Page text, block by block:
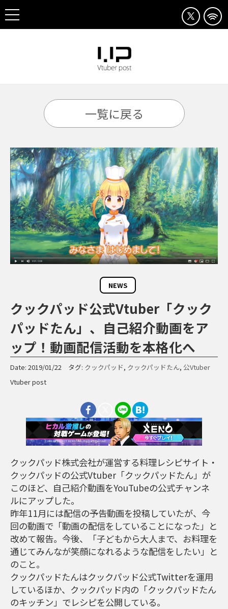
一覧に戻る
NEWS
クックパッド公式Vtuber「クック
パッドたん」、自己紹介動画をア
ップ！動画配信活動を本格化へ
Date: 2019/01/22 タグ: クックパッド, クックパッドたん, 公Vtuber
Vtuber post
クックパッド株式会社が運営する料理レシピサイト・
クックパッドの公式Vtuber「クックパッドたん」が
このほど、自己紹介動画をYouTubeの公式チャンネ
ルにアップした。
昨年11月には配信の予告動画を投稿していたが、今
回の動画で「動画の配信をしていることになった」と
改めて報告。今後、「子どもから大人まで、お料理を
通じてみんなが笑顔になれるような配信をしたい」と
のこと。
クックパッドたんはクックパッド公式Twitterを運用
しているほか、クックパッド内の「クックパッドたん
のキッチン」でレシピを公開している。